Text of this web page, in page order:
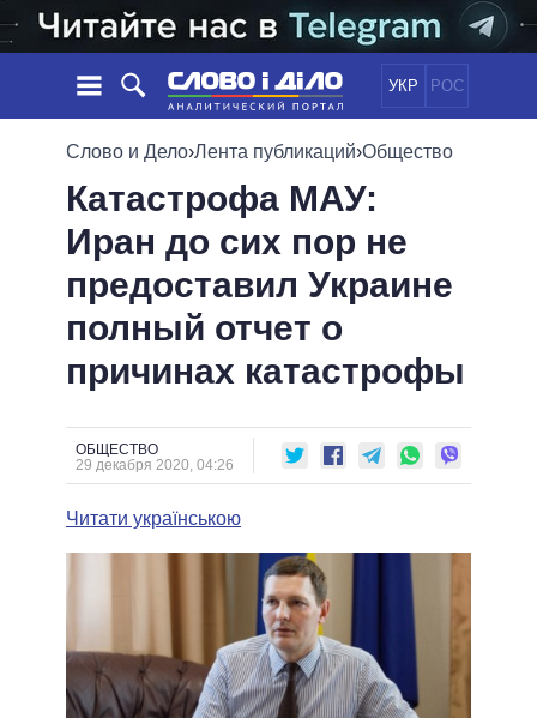
УКР РОС
НОВОСТИ
ЛЕНТА
СОБЫТИЯ
СТАТЬИ
МНЕНИЯ
ОБЗОРЫ
ДАЙДЖЕСТЫ
ПОЛИТИКА
ЭКОНОМИКА
ОБЩЕСТВО
ОБЕЩАНИЯ
ПОЛИТИКИ
ВСЕ ПОЛИТИКИ
ПРЕЗИДЕНТ И ОФИС
ВЕРХОВНАЯ РАДА
ГЛАВЫ ОБЛАДМИНИСТРАЦИЙ
МЭРЫ
ВСЕ ПЕРСОНЫ
ИНФОГРАФИКА
ВИДЕО
СРАВНЕНИЕ ПОЛИТИКОВ
Слово и Дело›Лента публикаций›Общество
Катастрофа МАУ:
Иран до сих пор не
предоставил Украине
полный отчет о
причинах катастрофы
ОБЩЕСТВО
29 декабря 2020, 04:26
Читати українською